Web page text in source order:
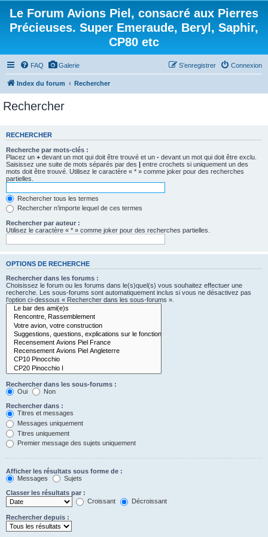
Le Forum Avions Piel, consacré aux Pierres
Précieuses. Super Emeraude, Beryl, Saphir,
CP80 etc
FAQ Galerie Connexion
S’enregistrer
Index du forum Rechercher
Rechercher
RECHERCHER
Recherche par mots-clés :
Placez un + devant un mot qui doit être trouvé et un - devant un mot qui doit être exclu.
Saisissez une suite de mots séparés par des | entre crochets si uniquement un des
mots doit être trouvé. Utilisez le caractère « * » comme joker pour des recherches
partielles.
Rechercher tous les termes
Rechercher n’importe lequel de ces termes
Rechercher par auteur :
Utilisez le caractère « * » comme joker pour des recherches partielles.
OPTIONS DE RECHERCHE
Rechercher dans les forums :
Choisissez le forum ou les forums dans le(s)quel(s) vous souhaitez effectuer une
recherche. Les sous-forums sont automatiquement inclus si vous ne désactivez pas
l’option ci-dessous « Rechercher dans les sous-forums ».
Rechercher dans les sous-forums :
Oui
Non
Rechercher dans :
Titres et messages
Messages uniquement
Titres uniquement
Premier message des sujets uniquement
Afficher les résultats sous forme de :
Messages
Sujets
Classer les résultats par :
Croissant
Décroissant
Rechercher depuis :